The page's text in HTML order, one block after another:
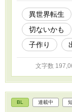
異世界転生
切ないかも
子作り
文字数
BL 連載中